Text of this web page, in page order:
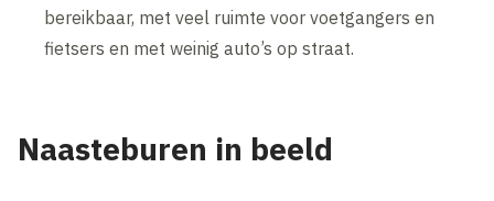
bereikbaar, met veel ruimte voor voetgangers en
fietsers en met weinig auto’s op straat.
Naasteburen in beeld